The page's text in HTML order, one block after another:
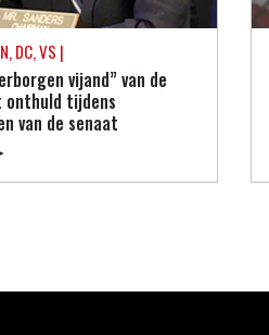
DC, VS |
vijand” van de
tijdens
van de senaat